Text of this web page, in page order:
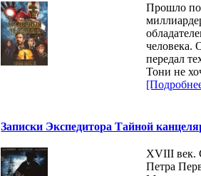
Прошло
человека.
передал
Тони не
Записки Экспедитора Тайной
XVIII век.
Петра